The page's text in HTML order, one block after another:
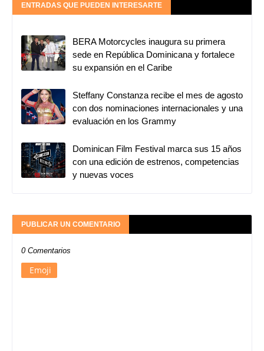
ENTRADAS QUE PUEDEN INTERESARTE
BERA Motorcycles inaugura su primera
sede en República Dominicana y fortalece
su expansión en el Caribe
Steffany Constanza recibe el mes de agosto
con dos nominaciones internacionales y una
evaluación en los Grammy
Dominican Film Festival marca sus 15 años
con una edición de estrenos, competencias
y nuevas voces
PUBLICAR UN COMENTARIO
0 Comentarios
Emoji